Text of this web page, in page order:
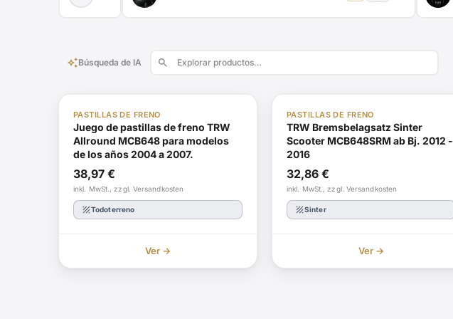
auto_awesomeBúsqueda de IA search
ABE
PASTILLAS DE FRENO
Juego de pastillas de freno TRW
Allround MCB648 para modelos
de los años 2004 a 2007.
38,97 €
inkl. MwSt., zzgl. Versandkosten
textureTodoterreno
Ver →
ABE
PASTILLAS DE FRENO
TRW Bremsbelagsatz Sinter
Scooter MCB648SRM ab Bj. 2012 -
2016
32,86 €
inkl. MwSt., zzgl. Versandkosten
textureSinter
Ver →